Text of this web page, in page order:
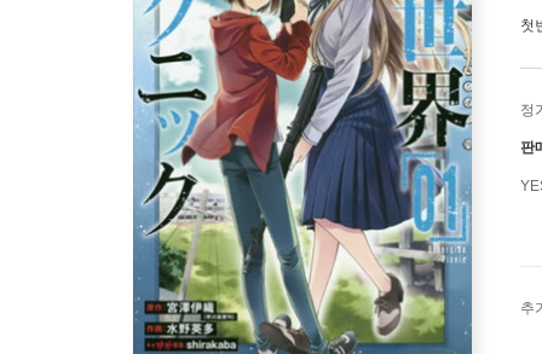
첫
정
판
추